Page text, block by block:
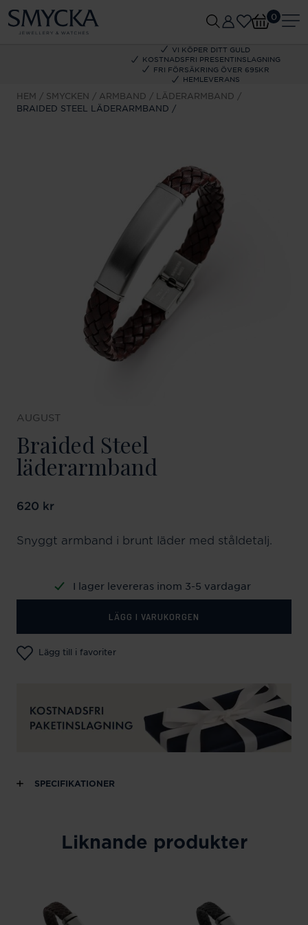
VI KÖPER DITT GULD
KOSTNADSFRI PRESENTINSLAGNING
FRI FÖRSÄKRING ÖVER 695KR
HEMLEVERANS
0
HEM SMYCKEN ARMBAND
LÄDERARMBAND
BRAIDED STEEL LÄDERARMBAND
AUGUST
Braided Steel
läderarmband
Pris:620 kr
620 kr
Snyggt armband i brunt läder med ståldetalj.
I lager levereras inom 3-5 vardagar
LÄGG I VARUKORGEN
Lägg till i favoriter
SPECIFIKATIONER
Liknande produkter